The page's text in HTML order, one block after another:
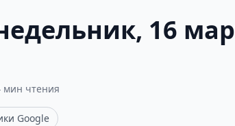
16
мин чтения
Google